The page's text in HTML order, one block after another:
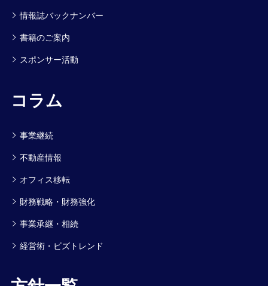
情報誌バックナンバー
書籍のご案内
スポンサー活動
コラム
事業継続
不動産情報
オフィス移転
財務戦略・財務強化
事業承継・相続
経営術・ビズトレンド